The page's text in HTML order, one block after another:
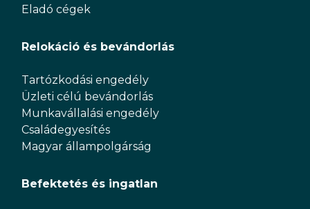
Eladó cégek
Relokáció és bevándorlás
Tartózkodási engedély
Üzleti célú bevándorlás
Munkavállalási engedély
Családegyesítés
Magyar állampolgárság
Befektetés és ingatlan